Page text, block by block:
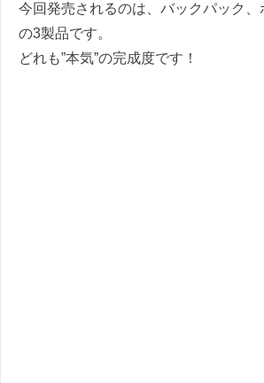
今回発売されるのは、バックパック、
の3製品です。
どれも”本気”の完成度です！